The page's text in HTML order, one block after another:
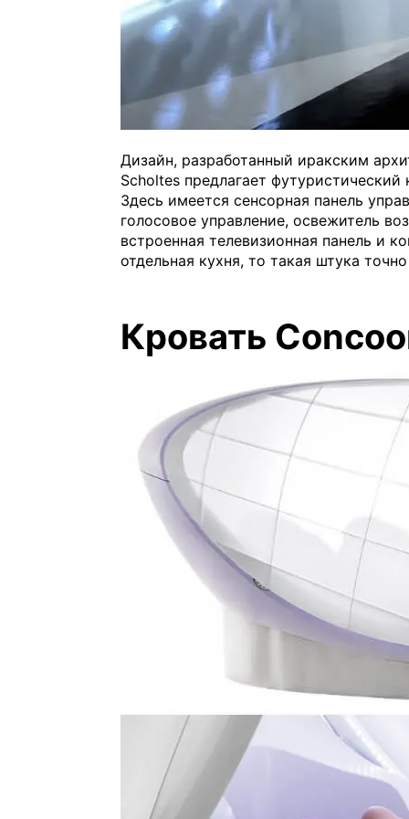
Дизайн, разработанный иракским
Scholtes предлагает
Здесь имеется сенсорная панель
голосовое управление, освежитель
встроенная телевизионная панель и
отдельная кухня, то такая штука
Кровать